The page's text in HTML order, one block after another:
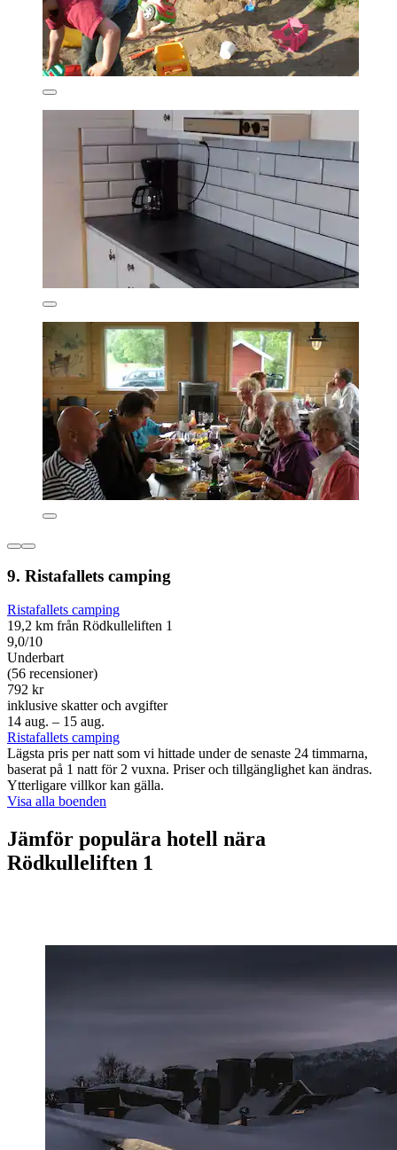
9. Ristafallets camping
Ristafallets camping
19,2 km från Rödkulleliften 1
9,0/10
Underbart
(56 recensioner)
792 kr
inklusive skatter och avgifter
14 aug. – 15 aug.
Ristafallets camping
Lägsta pris per natt som vi hittade under de senaste 24 timmarna,
baserat på 1 natt för 2 vuxna. Priser och tillgänglighet kan ändras.
Ytterligare villkor kan gälla.
Visa alla boenden
Jämför populära hotell nära
Rödkulleliften 1